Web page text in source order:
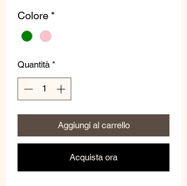
Colore *
Quantità *
Aggiungi al carrello
Acquista ora